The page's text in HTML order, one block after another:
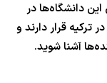
این دانشگاه‌ها در
ترکیه قرار دارند و
آشنا شوید.